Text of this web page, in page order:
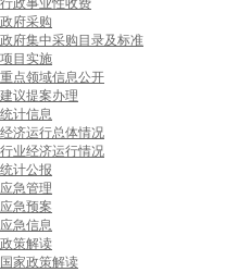
行政事业性收费
政府采购
政府集中采购目录及标准
项目实施
重点领域信息公开
建议提案办理
统计信息
经济运行总体情况
行业经济运行情况
统计公报
应急管理
应急预案
应急信息
政策解读
国家政策解读